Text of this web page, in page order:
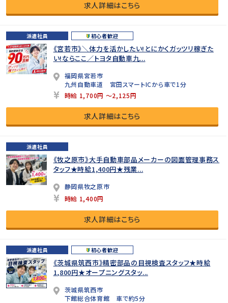
求人詳細はこちら
派遣社員 初心者歓迎
《宮若市》＼体力を活かしたい!とにかくガッツリ稼ぎた
い!ならここ／トヨタ自動車九...
福岡県宮若市
九州自動車道 宮田スマートICから車で1分
時給 1,700円 ～2,125円
求人詳細はこちら
派遣社員
《牧之原市》大手自動車部品メーカーの図面管理事務ス
タッフ★時給1,400円★残業...
静岡県牧之原市
時給 1,400円
求人詳細はこちら
派遣社員 初心者歓迎
《茨城県筑西市》精密部品の目視検査スタッフ★時給
1,800円★オープニングスタッ...
茨城県筑西市
下館総合体育館 車で約5分